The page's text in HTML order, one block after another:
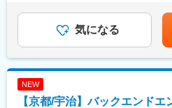
・現場立上げチームとの連携
設計、DB設計→開発→システム
・アルゴリズムリサーチ
・エッジデバイス実装
の具体化
経験、スキルを考慮の上、当社
評価に応じて給与改定を行う※
督者採用の場合は、固定残業手
はあくまでも目安の金額であり
あります。月給(月額)は固定手
気になる
NEW
【京都/宇治】バックエンド